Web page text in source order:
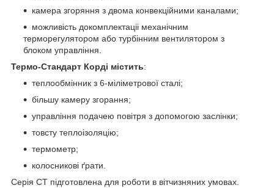
камера згоряння з двома конвекційними каналами;
можливість докомплектаціі механічним
терморегулятором або турбінним вентилятором з
блоком управління.
Термо-Стандарт Корді містить:
теплообмінник з 6-міліметрової сталі;
більшу камеру згорання;
управління подачею повітря з допомогою заслінки;
товсту теплоізоляцію;
термометр;
колосникові ґрати.
Серія СТ підготовлена для роботи в вітчизняних умовах.